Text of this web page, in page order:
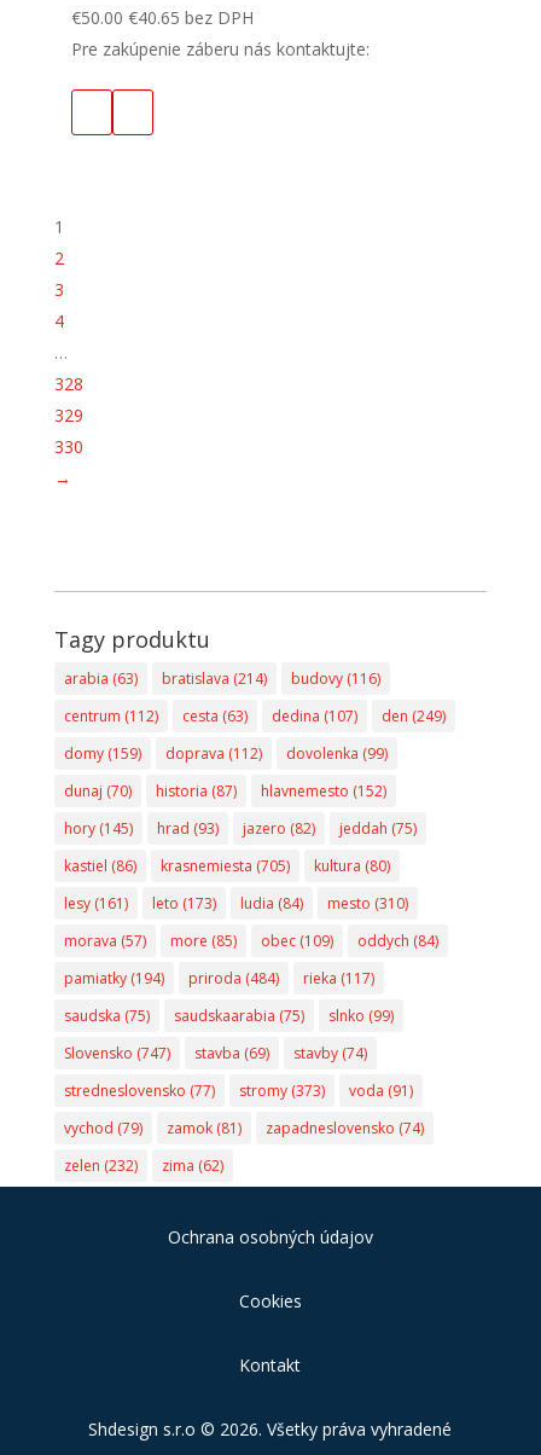
€50.00 €40.65 bez DPH
Pre zakúpenie záberu nás kontaktujte:
1
2
3
4
…
328
329
330
→
Tagy produktu
arabia (63) bratislava (214) budovy(116)
centrum (112) cesta (63) dedina (107) den (249)
domy(159) doprava (112) dovolenka (99)
dunaj (70) historia (87) hlavnemesto (152)
hory(145) hrad (93) jazero (82) jeddah (75)
kastiel (86) krasnemiesta (705) kultura (80)
lesy(161) leto (173) ludia (84) mesto (310)
morava (57) more (85) obec(109) oddych (84)
pamiatky(194) priroda (484) rieka (117)
saudska (75) saudskaarabia (75) slnko (99)
Slovensko (747) stavba (69) stavby(74)
stredneslovensko (77) stromy(373) voda (91)
vychod (79) zamok(81) zapadneslovensko (74)
zelen (232) zima (62)
Ochrana osobných údajov
Cookies
Kontakt
Shdesign s.r.o © 2026. Všetky práva vyhradené